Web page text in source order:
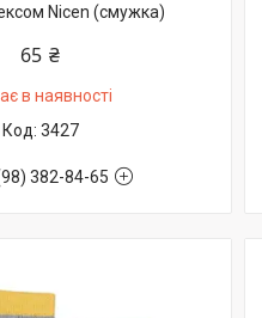
Nicen (смужка)
65 ₴
в наявності
3427
382-84-65